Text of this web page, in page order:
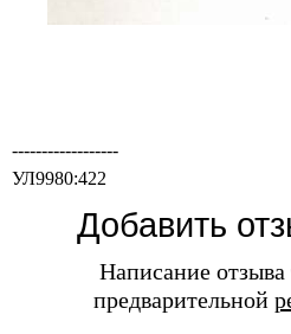
------------------
УЛ9980:422
Добавить
Написание отзыва
предварительной